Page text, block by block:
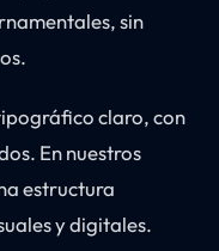
sin
claro, con
En nuestros
estructura
y digitales.